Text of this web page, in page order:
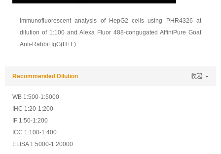
Immunofluorescent analysis of HepG2 cells using PHR4326 at
dilution of 1:100 and Alexa Fluor 488-congugated AffiniPure Goat
Anti-Rabbit IgG(H+L)
Recommended Dilution 收起
WB 1:500-1:5000
IHC 1:20-1:200
IF 1:50-1:200
ICC 1:100-1:400
ELISA 1:5000-1:20000